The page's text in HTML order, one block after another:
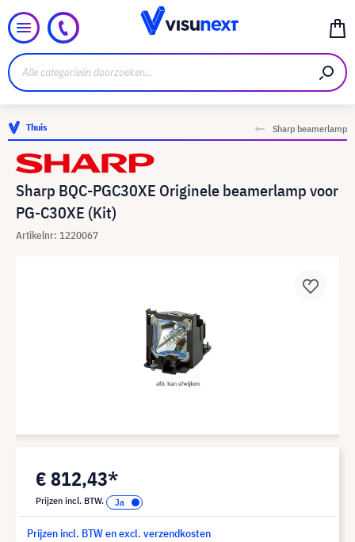
Thuis Sharp beamerlamp
Sharp BQC-PGC30XE Originele beamerlamp voor
PG-C30XE (Kit)
Artikelnr: 1220067
€ 812,43*
Prijzen incl. BTW.
Prijzen incl. BTW en excl. verzendkosten